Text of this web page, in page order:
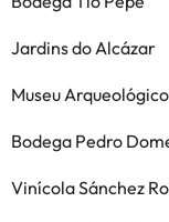
Jardins do Alcázar
Museu
Bodega Pedro
Vinícola Sánchez